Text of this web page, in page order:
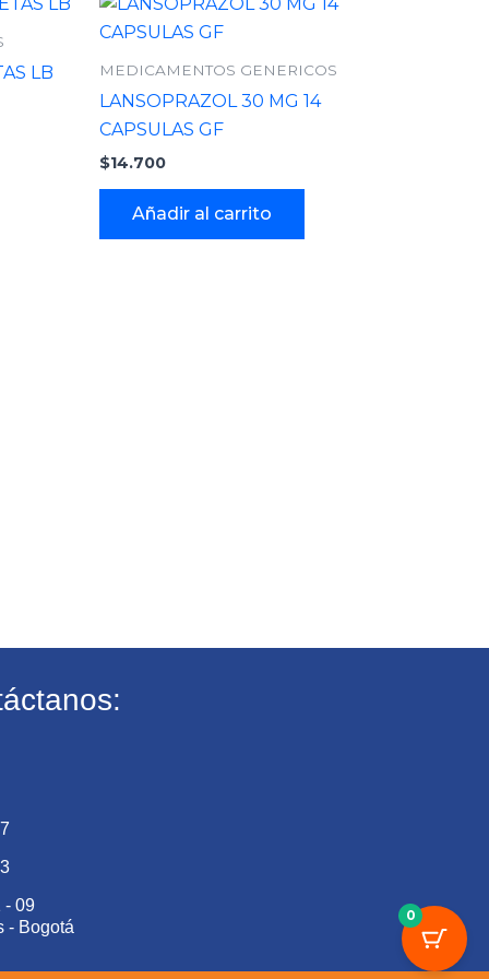
LB MEDICAMENTOS GENERICOS
LANSOPRAZOL 30 MG 14
CAPSULAS GF
$14.700
Añadir al carrito
- 09
- Bogotá
0